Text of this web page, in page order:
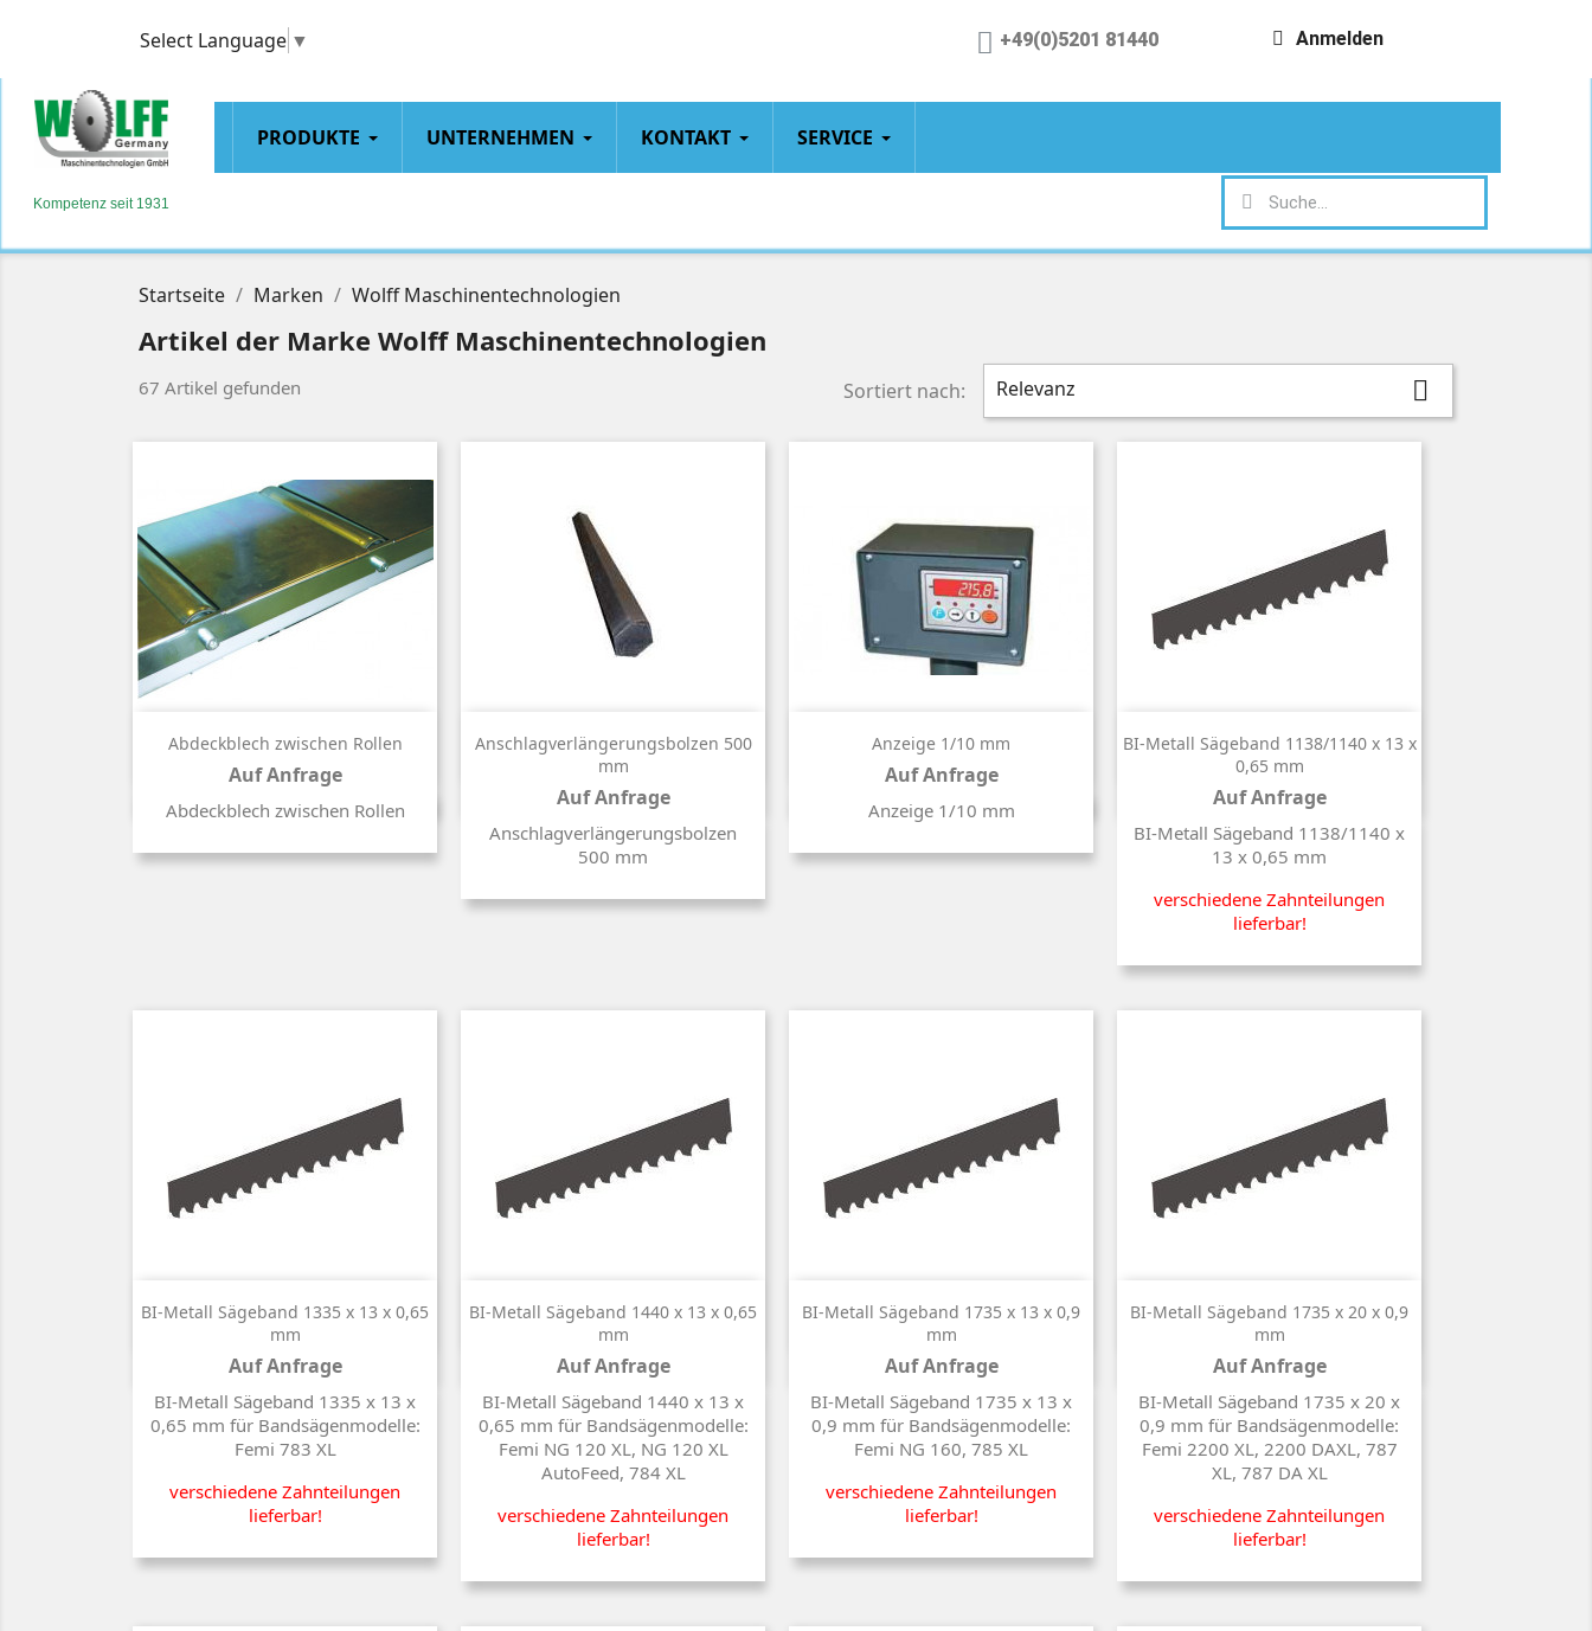
Select Language ▼ +49(0)5201 81440 Anmelden
Kompetenz seit 1931
PRODUKTE UNTERNEHMEN KONTAKT SERVICE
Startseite Marken Wolff Maschinentechnologien
Artikel der Marke Wolff Maschinentechnologien
67 Artikel gefunden Sortiert nach: Relevanz 
Abdeckblech zwischen Rollen
Auf Anfrage
Abdeckblech zwischen Rollen
 Kurzinfo
Anschlagverlängerungsbolzen 500
mm
Auf Anfrage
Anschlagverlängerungsbolzen
500 mm
 Kurzinfo Anzeige 1/10 mm
Auf Anfrage
Anzeige 1/10 mm
 Kurzinfo
BI-Metall Sägeband 1138/1140 x 13 x
0,65 mm
Auf Anfrage
BI-Metall Sägeband 1138/1140 x
13 x 0,65 mm
verschiedene Zahnteilungen
lieferbar!
 Kurzinfo
BI-Metall Sägeband 1335 x 13 x 0,65
mm
Auf Anfrage
BI-Metall Sägeband 1335 x 13 x
0,65 mm für Bandsägenmodelle:
Femi 783 XL
verschiedene Zahnteilungen
lieferbar!
 Kurzinfo
BI-Metall Sägeband 1440 x 13 x 0,65
mm
Auf Anfrage
BI-Metall Sägeband 1440 x 13 x
0,65 mm für Bandsägenmodelle:
Femi NG 120 XL, NG 120 XL
AutoFeed, 784 XL
verschiedene Zahnteilungen
lieferbar!
 Kurzinfo
BI-Metall Sägeband 1735 x 13 x 0,9
mm
Auf Anfrage
BI-Metall Sägeband 1735 x 13 x
0,9 mm für Bandsägenmodelle:
Femi NG 160, 785 XL
verschiedene Zahnteilungen
lieferbar!
 Kurzinfo
BI-Metall Sägeband 1735 x 20 x 0,9
mm
Auf Anfrage
BI-Metall Sägeband 1735 x 20 x
0,9 mm für Bandsägenmodelle:
Femi 2200 XL, 2200 DAXL, 787
XL, 787 DA XL
verschiedene Zahnteilungen
lieferbar!
 Kurzinfo